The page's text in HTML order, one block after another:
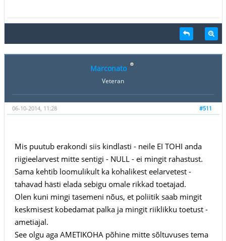
Marconato
Veteran
#511
06-10-2014, 11:28
Mis puutub erakondi siis kindlasti - neile EI TOHI anda
riigieelarvest mitte sentigi - NULL - ei mingit rahastust.
Sama kehtib loomulikult ka kohalikest eelarvetest -
tahavad hästi elada sebigu omale rikkad toetajad.
Olen kuni mingi tasemeni nõus, et poliitik saab mingit
keskmisest kobedamat palka ja mingit riiklikku toetust -
ametiajal.
See olgu aga AMETIKOHA põhine mitte sõltuvuses tema